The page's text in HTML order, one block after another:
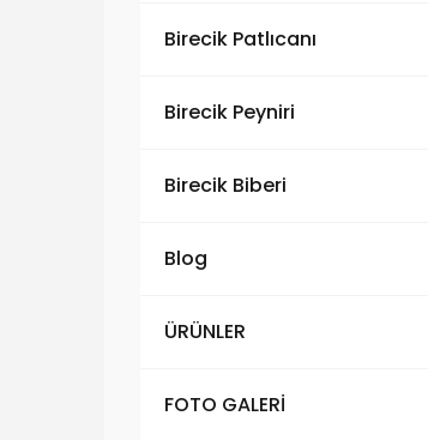
Birecik Patlıcanı
Birecik Peyniri
Birecik Biberi
Blog
ÜRÜNLER
FOTO GALERİ